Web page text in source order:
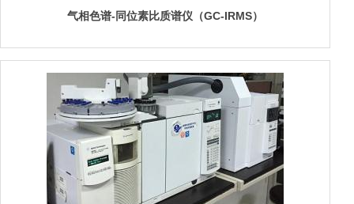
气相色谱-同位素比质谱仪（GC-IRMS）